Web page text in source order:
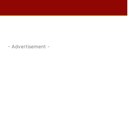
- Advertisement -